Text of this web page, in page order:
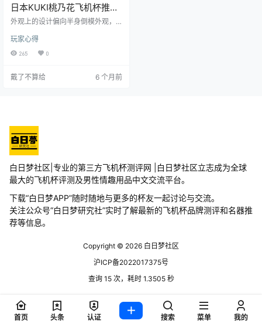
日本KUKI桃乃花飞机杯推荐
真人倒模名器飞机杯测评图
外观上的设计偏向半身倒模外观，
还能看到桃乃花学妹紧致结实的臀
部。 通道口外侧的肌肉比较大，使
连纹理细节也做到了精细，以及开
感受到颗粒感的摩擦。中段会有几
颗较大的颗粒球体，剐蹭…
玩家心得
265 0
戴了不算给 6 个月前
白日梦社区|专业的第三方飞机杯测评网 |白日梦社区立志成为全球
最大的飞机杯评测及男性情趣用品中文交流平台。
下载“白日梦APP”随时随地与更多的杯友一起讨论与交流。
关注公众号“白日梦研究社”实时了解最新的飞机杯品牌测评和名器推
荐等信息。
Copyright © 2026 白日梦社区
沪ICP备2022017375号
查询 15 次，耗时 1.3505 秒
首页 头条 认证 搜索 菜单 我的